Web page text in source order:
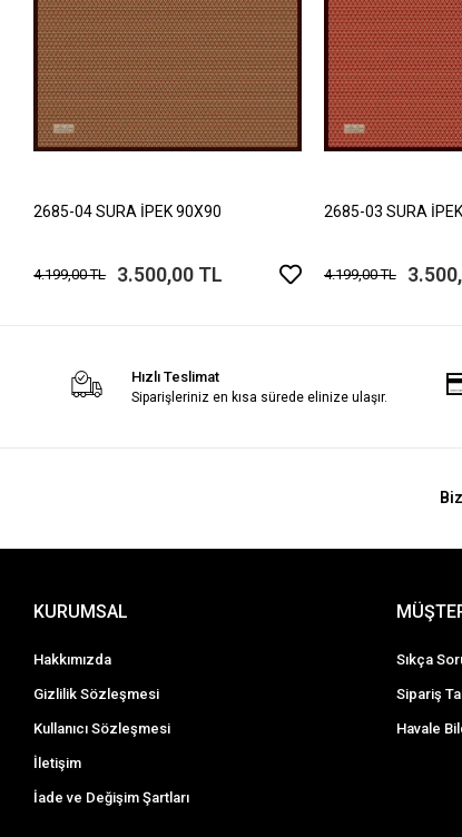
2685-04 SURA İPEK 90X90
4.199,00 TL 3.500,00 TL
2685-03 SURA
4.199,00 TL
Hızlı Teslimat
Siparişleriniz en kısa sürede elinize ulaşır.
KURUMSAL
Hakkımızda
Gizlilik Sözleşmesi
Kullanıcı Sözleşmesi
İletişim
İade ve Değişim Şartları
Sıkça
Sipariş
Havale